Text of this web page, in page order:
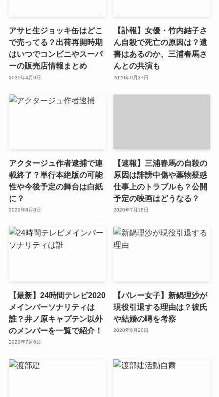
アサヒ生ジョッキ缶はどこ
で売ってる？出荷再開時期
はいつでコンビニやスーパ
ーの販売店情報まとめ
2021年4月9日
【訃報】女優・竹内結子さ
ん自殺で死亡の原因は？遺
書はあるのか、三浦春馬さ
んとの共演も
2020年9月27日
アクタージュ作者逮捕で連
載終了？単行本絶版の可能
性や今後予定の舞台は白紙
に？
2020年8月8日
【速報】三浦春馬の自殺の
原因は誹謗中傷や薬物疑惑
仕事上のトラブルも？公開
予定の映画はどうなる？
2020年7月18日
【最新】24時間テレビ2020
メインパーソナリティは
誰？井ノ原キャプテン以外
のメンバーを一覧で紹介！
2020年7月6日
【バレー女子】新鍋理沙が
現役引退する理由は？彼氏
や結婚の噂を考察
2020年6月20日